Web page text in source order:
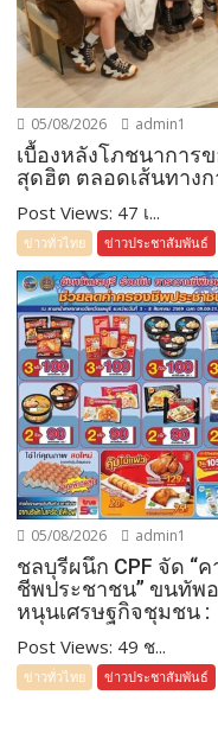
05/08/2026 admin1
เบื้องหลังโภชนาการ
สุดฮิต ตลอดเส้นทางก
Post Views: 47 เ...
ข่าวทั่วไทย ข่าวประชาสัมพันธ์
05/08/2026 admin1
ชลบุรีผนึก CPF จัด “
ชีพประชาชน” ขนทัพ
หนุนเศรษฐกิจชุมชน :
Post Views: 49 ช...
ข่าวทั่วไทย ข่าวประชาสัมพันธ์